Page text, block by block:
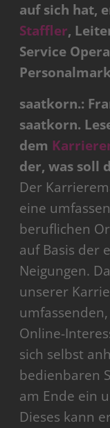
auf sich hat,
Staffler,
Service
saatkorn.:
saatkorn.
dem
der, was soll
Der
eine
beruflichen
auf Basis der
Neigungen.
unserer
Online-
sich selbst
bedienbaren
am Ende ein
Dieses kann